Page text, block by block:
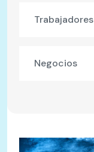
Trabajadores
Negocios